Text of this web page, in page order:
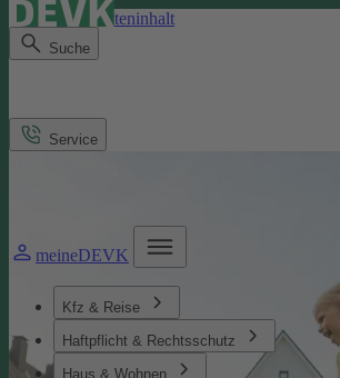
Direkt zum Seiteninhalt
Suche
meineDEVK
Kfz & Reise
Haftpflicht & Rechtsschutz
Haus & Wohnen
Service